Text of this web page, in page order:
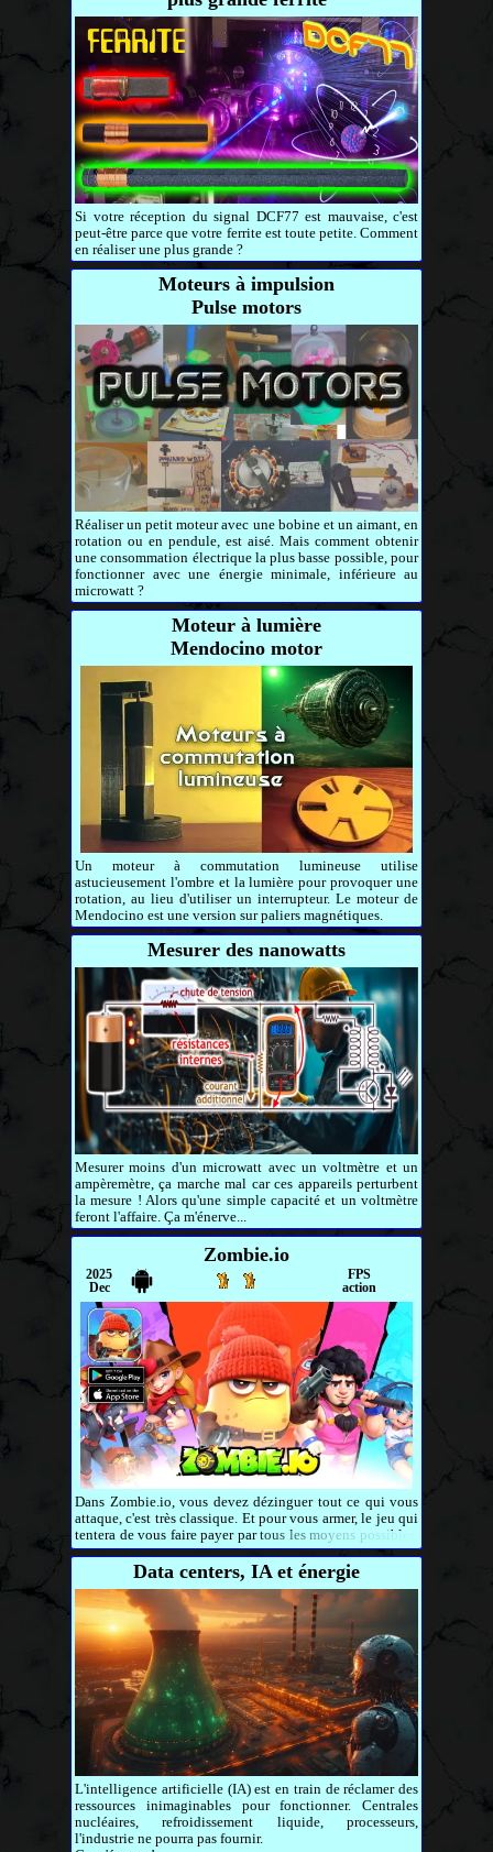
Si votre réception du signal DCF77 est mauvaise, c'est
peut-être parce que votre ferrite est toute petite. Comment
en réaliser une plus grande ?
Moteurs à impulsion
Pulse motors
Réaliser un petit moteur avec une bobine et un aimant, en
rotation ou en pendule, est aisé. Mais comment obtenir
une consommation électrique la plus basse possible, pour
fonctionner avec une énergie minimale, inférieure au
microwatt ?
Moteur à lumière
Mendocino motor
Un moteur à commutation lumineuse utilise
astucieusement l'ombre et la lumière pour provoquer une
rotation, au lieu d'utiliser un interrupteur. Le moteur de
Mendocino est une version sur paliers magnétiques.
Mesurer des nanowatts
Mesurer moins d'un microwatt avec un voltmètre et un
ampèremètre, ça marche mal car ces appareils perturbent
la mesure ! Alors qu'une simple capacité et un voltmètre
feront l'affaire. Ça m'énerve...
Zombie.io
2025
Dec
FPS
action
Dans Zombie.io, vous devez dézinguer tout ce qui vous
attaque, c'est très classique. Et pour vous armer, le jeu qui
tentera de vous faire payer par tous les moyens possibles,
la publicité en premier.
Data centers, IA et énergie
L'intelligence artificielle (IA) est en train de réclamer des
ressources inimaginables pour fonctionner. Centrales
nucléaires, refroidissement liquide, processeurs,
l'industrie ne pourra pas fournir.